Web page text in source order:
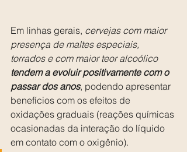
Em linhas gerais, cervejas com maior
presença de maltes especiais,
torrados e com maior teor alcoólico
tendem a evoluir positivamente com o
passar dos anos, podendo apresentar
benefícios com os efeitos de
oxidações graduais (reações químicas
ocasionadas da interação do líquido
em contato com o oxigênio).